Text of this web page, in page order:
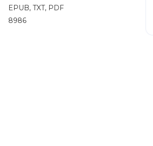
EPUB, TXT, PDF
8986